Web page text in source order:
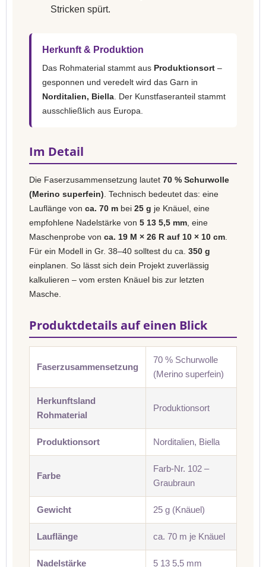
Stricken spürt.
Herkunft & Produktion
Das Rohmaterial stammt aus Produktionsort –
gesponnen und veredelt wird das Garn in
Norditalien, Biella . Der Kunstfaseranteil stammt
ausschließlich aus Europa.
Im Detail
Die Faserzusammensetzung lautet 70 % Schurwolle
(Merino superfein) . Technisch bedeutet das: eine
Lauflänge von ca. 70 m bei 25 g je Knäuel, eine
empfohlene Nadelstärke von 5 13 5,5 mm , eine
Maschenprobe von ca. 19 M × 26 R auf 10 × 10 cm
Für ein Modell in Gr. 38–40 solltest du ca. 350 g
einplanen. So lässt sich dein Projekt zuverlässig
kalkulieren – vom ersten Knäuel bis zur letzten
Masche.
Produktdetails auf einen Blick
Faserzusammensetzung
70 % Schurwolle
(Merino superfein)
Herkunftsland
Rohmaterial
Produktionsort
Produktionsort Norditalien, Biella
Farbe
Farb-Nr. 102 –
Graubraun
Gewicht 25 g (Knäuel)
Lauflänge ca. 70 m je Knäuel
Nadelstärke 5 13 5,5 mm